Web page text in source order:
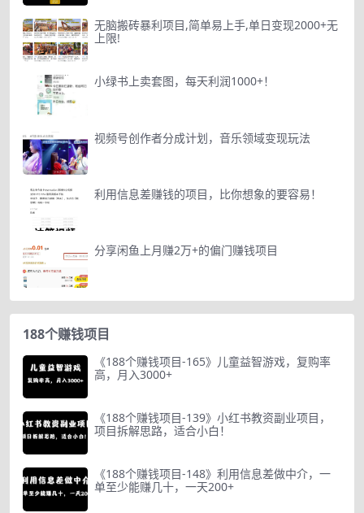
无脑搬砖暴利项目,简单易上手,单日变现2000+无
上限!
小绿书上卖套图，每天利润1000+！
视频号创作者分成计划，音乐领域变现玩法
利用信息差赚钱的项目，比你想象的要容易！
分享闲鱼上月赚2万+的偏门赚钱项目
188个赚钱项目
《188个赚钱项目-165》儿童益智游戏，复购率
高，月入3000+
《188个赚钱项目-139》小红书教资副业项目，
项目拆解思路，适合小白！
《188个赚钱项目-148》利用信息差做中介，一
单至少能赚几十，一天200+